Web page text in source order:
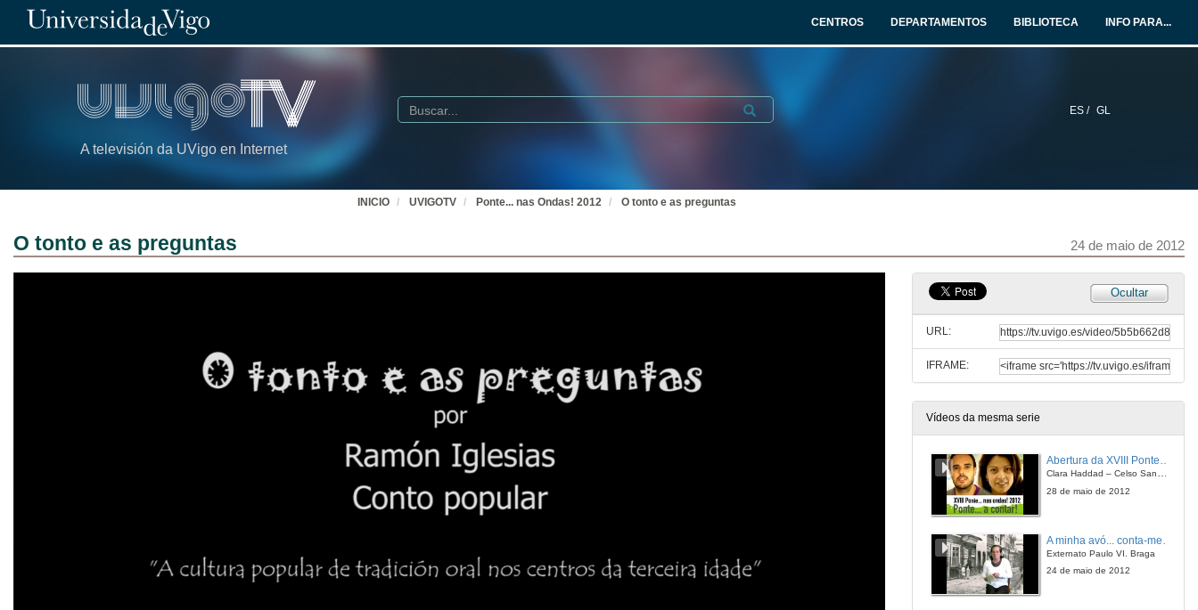
CENTROS DEPARTAMENTOS BIBLIOTECA INFO PARA...
A televisión da UVigo en Internet
ES / GL
Buscar Submit
INICIO UVIGOTV Ponte... nas Ondas! 2012 O tonto e as preguntas
O tonto e as preguntas 24 de maio de 2012
Ocultar
URL:
IFRAME:
Vídeos da mesma serie
Abertura da XVIII Ponte…nas ondas!
Clara Haddad – Celso Sanmartín
28 de maio de 2012
Externato Paulo VI. Braga
24 de maio de 2012